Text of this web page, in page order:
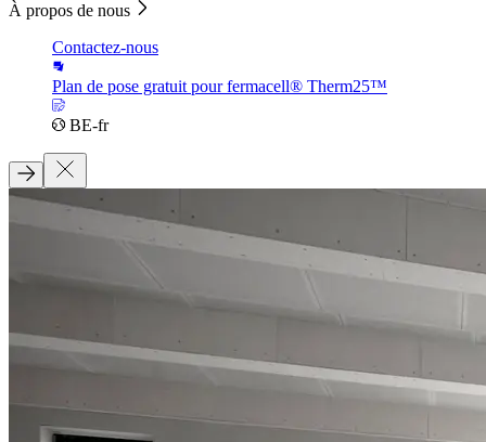
À propos de nous
Contactez-nous
Plan de pose gratuit pour fermacell® Therm25™
BE-fr